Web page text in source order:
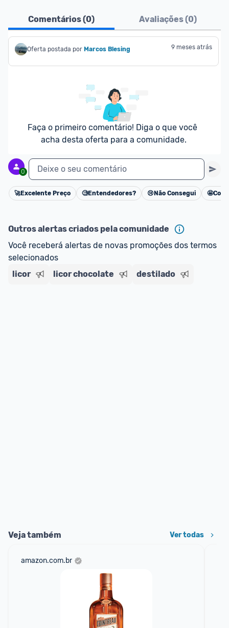
Comentários (0) Avaliações (0)
Oferta postada por Marcos Blesing 9 meses atrás
Faça o primeiro comentário! Diga o que você
acha desta oferta para a comunidade.
0 Deixe o seu comentário
Cancelar
🚀Excelente Preço 🧐Entendedores? 😢 Não Consegui 🤩
Outros alertas criados pela comunidade
Você receberá alertas de novas promoções dos termos
selecionados
licor
licor chocolate destilado
Veja também Ver todas
amazon.com.br